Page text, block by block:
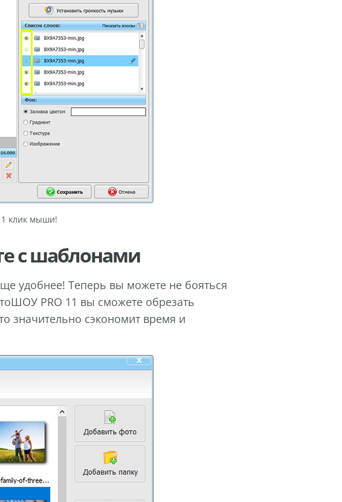
1 клик мыши!
с шаблонами
удобнее! Теперь вы можете не бояться
PRO 11 вы сможете обрезать
значительно сэкономит время и